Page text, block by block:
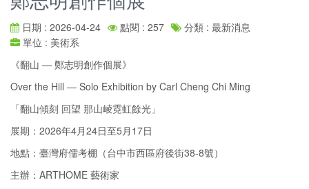
日期 : 2026-04-24 點閱 : 257
分類 : 最新消息
單位 : 美術系
《翻山 — 鄭志明創作個展》
Over the Hill — Solo Exhibition by Carl Cheng Chi Ming
「翻山傾刻 回望 那山崚霓虹餘光」
展期：2026年4月24日至5月17日
地點：臺灣府儒考棚（台中市西區府後街38-8號）
主辦：ARTHOME 藝術家